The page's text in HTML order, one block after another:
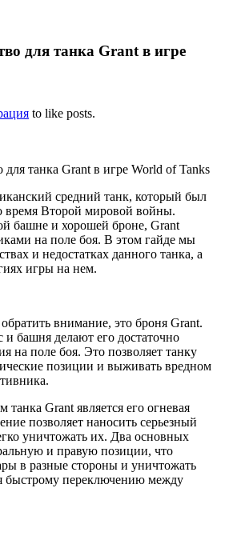
для танка Grant в игре
to like posts.
средний танк, который был
время Второй мировой войны.
башне и хорошей броне, Grant
на поле боя. В этом гайде мы
и недостатках данного танка, а
игры на нем.
внимание, это броня Grant.
башня делают его достаточно
на поле боя. Это позволяет танку
позиции и выживать вредном
Grant является его огневая
позволяет наносить серьезный
уничтожать их. Два основных
и правую позиции, что
в разные стороны и уничтожать
быстрому переключению между